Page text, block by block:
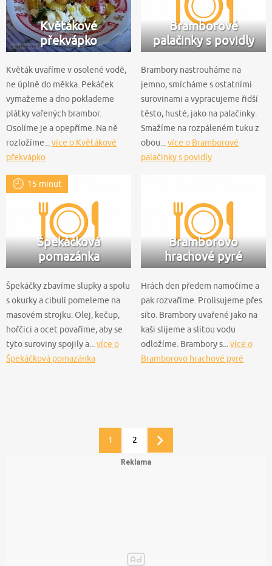
Květákové
překvápko
Květák uvaříme v osolené vodě,
ne úplně do měkka. Pekáček
vymažeme a dno poklademe
plátky vařených brambor.
Osolíme je a opepříme. Na ně
rozložíme... více o Květákové
překvápko
Bramborové
palačinky s povidly
Brambory nastrouháme na
jemno, smícháme s ostatními
surovinami a vypracujeme řidší
těsto, husté, jako na palačinky.
Smažíme na rozpáleném tuku z
obou... více o Bramborové
palačinky s povidly
15 minut
Špekáčková
pomazánka
Špekáčky zbavíme slupky a spolu
s okurky a cibulí pomeleme na
masovém strojku. Olej, kečup,
hořčici a ocet povaříme, aby se
tyto suroviny spojily a... více o
Špekáčková pomazánka
Bramborovo
hrachové pyré
Hrách den předem namočíme a
pak rozvaříme. Prolisujeme přes
síto. Brambory uvařené jako na
kaši slijeme a slitou vodu
odložíme. Brambory s... více o
Bramborovo hrachové pyré
1 2
Další